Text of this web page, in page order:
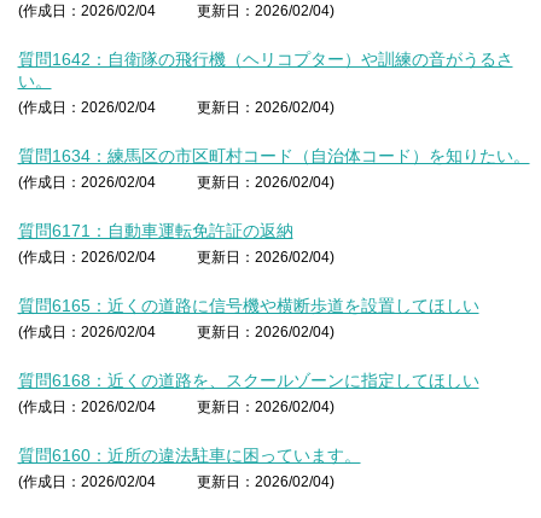
(作成日：2026/02/04 更新日：2026/02/04)
質問1642：自衛隊の飛行機（ヘリコプター）や訓練の音がうるさ
い。
(作成日：2026/02/04 更新日：2026/02/04)
質問1634：練馬区の市区町村コード（自治体コード）を知りたい。
(作成日：2026/02/04 更新日：2026/02/04)
質問6171：自動車運転免許証の返納
(作成日：2026/02/04 更新日：2026/02/04)
質問6165：近くの道路に信号機や横断歩道を設置してほしい
(作成日：2026/02/04 更新日：2026/02/04)
質問6168：近くの道路を、スクールゾーンに指定してほしい
(作成日：2026/02/04 更新日：2026/02/04)
質問6160：近所の違法駐車に困っています。
(作成日：2026/02/04 更新日：2026/02/04)